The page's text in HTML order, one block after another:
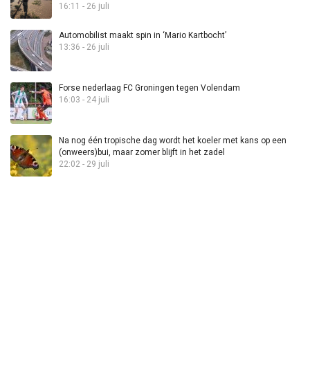
16:11 - 26 juli
Automobilist maakt spin in ‘Mario Kartbocht’
13:36 - 26 juli
Forse nederlaag FC Groningen tegen Volendam
16:03 - 24 juli
Na nog één tropische dag wordt het koeler met kans op een
(onweers)bui, maar zomer blijft in het zadel
22:02 - 29 juli